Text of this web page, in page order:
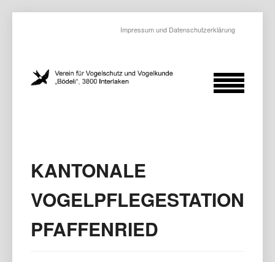
Impressum und Datenschutzerklärung
KANTONALE
VOGELPFLEGESTATION
PFAFFENRIED